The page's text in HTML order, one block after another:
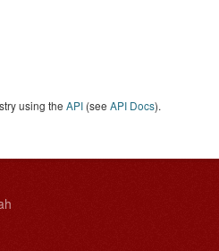
using the API (see API Docs).